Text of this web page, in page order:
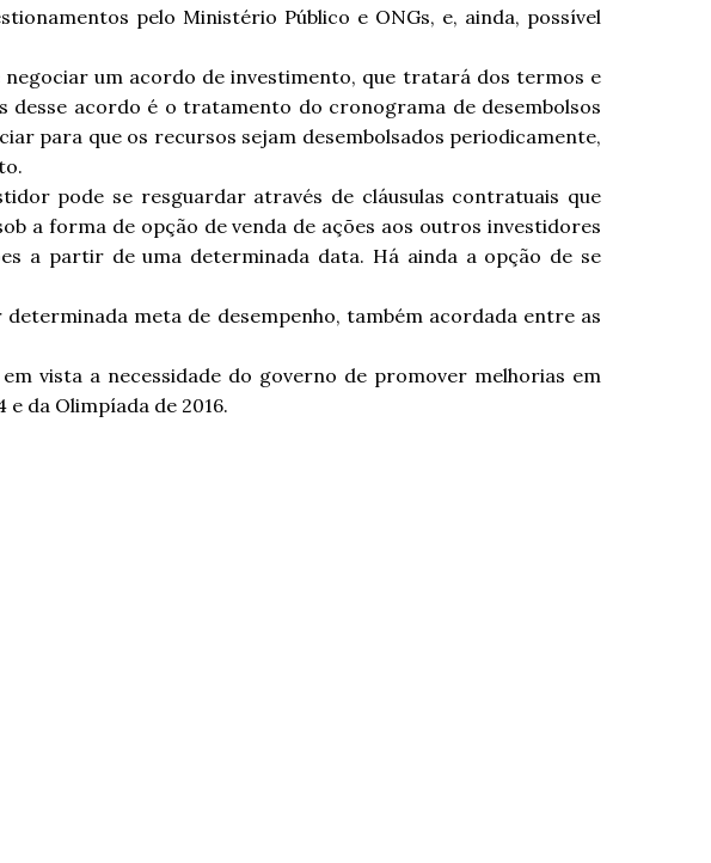
pelo Ministério Público e ONGs, e, ainda, possível
um acordo de investimento, que tratará dos termos e
desse acordo é o tratamento do cronograma de desembolsos
para que os recursos sejam desembolsados periodicamente,
pode se resguardar através de cláusulas contratuais que
a forma de opção de venda de ações aos outros investidores
a partir de uma determinada data. Há ainda a opção de se
meta de desempenho, também acordada entre as
vista a necessidade do governo de promover melhorias em
da Olimpíada de 2016.